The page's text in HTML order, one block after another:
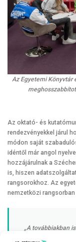
Az Egyetemi Könyvtár
Az oktató- és
rendezvényekkel járul
módon saját
idéntől már angol
hozzájárulnak a
is, hiszen
rangsorokhoz. Az
nemzetközi
„A továbbiakban